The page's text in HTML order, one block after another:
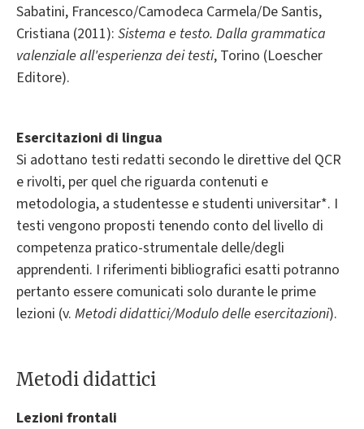
Sabatini, Francesco/Camodeca Carmela/De Santis,
Cristiana (2011): Sistema e testo. Dalla grammatica
valenziale all'esperienza dei testi, Torino (Loescher
Editore).
Esercitazioni di lingua
Si adottano testi redatti secondo le direttive del QCR
e rivolti, per quel che riguarda contenuti e
metodologia, a studentesse e studenti universitar*. I
testi vengono proposti tenendo conto del livello di
competenza pratico-strumentale delle/degli
apprendenti. I riferimenti bibliografici esatti potranno
pertanto essere comunicati solo durante le prime
lezioni (v. Metodi didattici/Modulo delle esercitazioni).
Metodi didattici
Lezioni frontali